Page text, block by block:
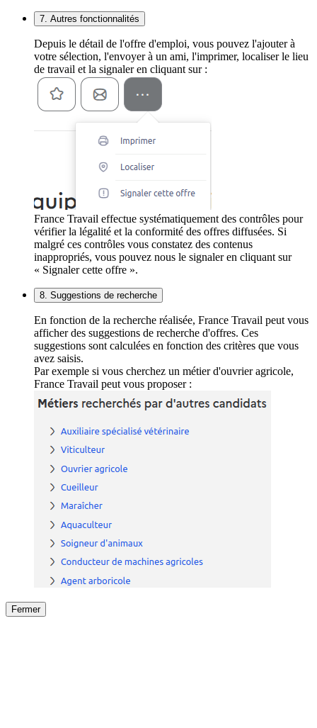
7. Autres fonctionnalités
Depuis le détail de l'offre d'emploi, vous pouvez l'ajouter à
votre sélection, l'envoyer à un ami, l'imprimer, localiser le lieu
de travail et la signaler en cliquant sur :
France Travail effectue systématiquement des contrôles pour
vérifier la légalité et la conformité des offres diffusées. Si
malgré ces contrôles vous constatez des contenus
inappropriés, vous pouvez nous le signaler en cliquant sur
« Signaler cette offre ».
8. Suggestions de recherche
En fonction de la recherche réalisée, France Travail peut vous
afficher des suggestions de recherche d'offres. Ces
suggestions sont calculées en fonction des critères que vous
avez saisis.
Par exemple si vous cherchez un métier d'ouvrier agricole,
France Travail peut vous proposer :
Fermer